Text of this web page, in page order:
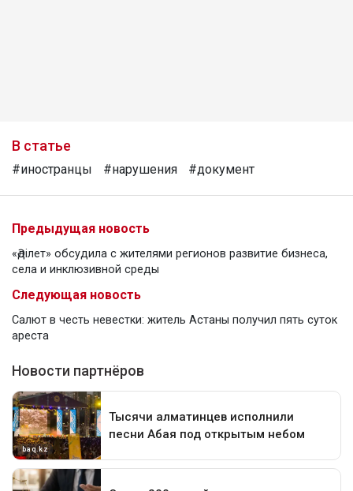
В статье
#иностранцы #нарушения #документ
Предыдущая новость
«Әділет» обсудила с жителями регионов развитие бизнеса,
села и инклюзивной среды
Следующая новость
Салют в честь невестки: житель Астаны получил пять суток
ареста